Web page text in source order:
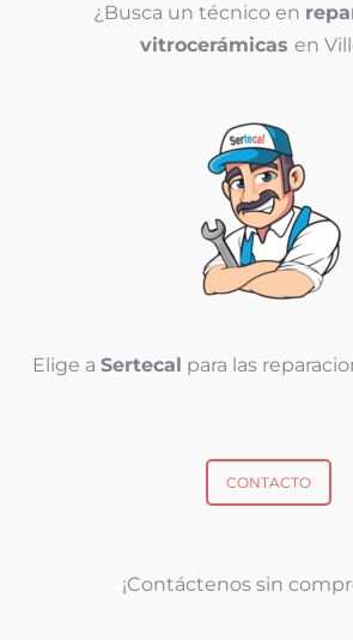
¿Busca un técnico en
vitrocerámicas en
Elige a Sertecal para las
CONTACTO
¡Contáctenos sin